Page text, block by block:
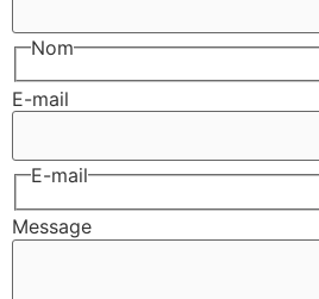
Nom
E-mail
E-mail
Message